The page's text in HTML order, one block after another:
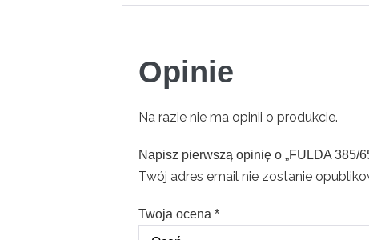
Opinie
Na razie nie ma opinii o produkcie.
Napisz pierwszą opinię o „FULDA 385/
Twój adres email nie zostanie
Twoja ocena *